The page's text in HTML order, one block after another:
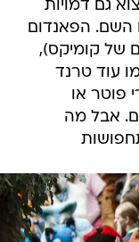
גם דמויות
השם. הפאנדום
של קומיקס),
עוד טרנד
פוטר או
אבל מה